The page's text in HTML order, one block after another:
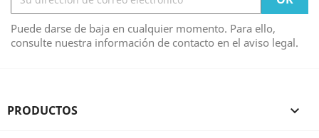
Puede darse de baja en cualquier momento. Para ello,
consulte nuestra información de contacto en el aviso legal.
PRODUCTOS 